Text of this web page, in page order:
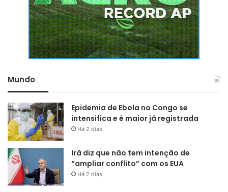
Mundo
Epidemia de Ebola no Congo se
intensifica e é maior já registrada
Há 2 dias
Irã diz que não tem intenção de
“ampliar conflito” com os EUA
Há 2 dias